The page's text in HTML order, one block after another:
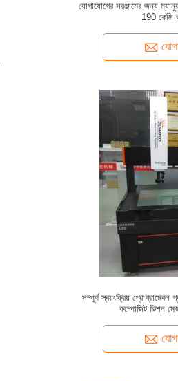
যোগাযোগের সরঞ্জামের জন্য
190 কেজি
সম্পূর্ণ স্বয়ংক্রিয় প্রোগ্রামেবল
কম্পোজিট ভিশন